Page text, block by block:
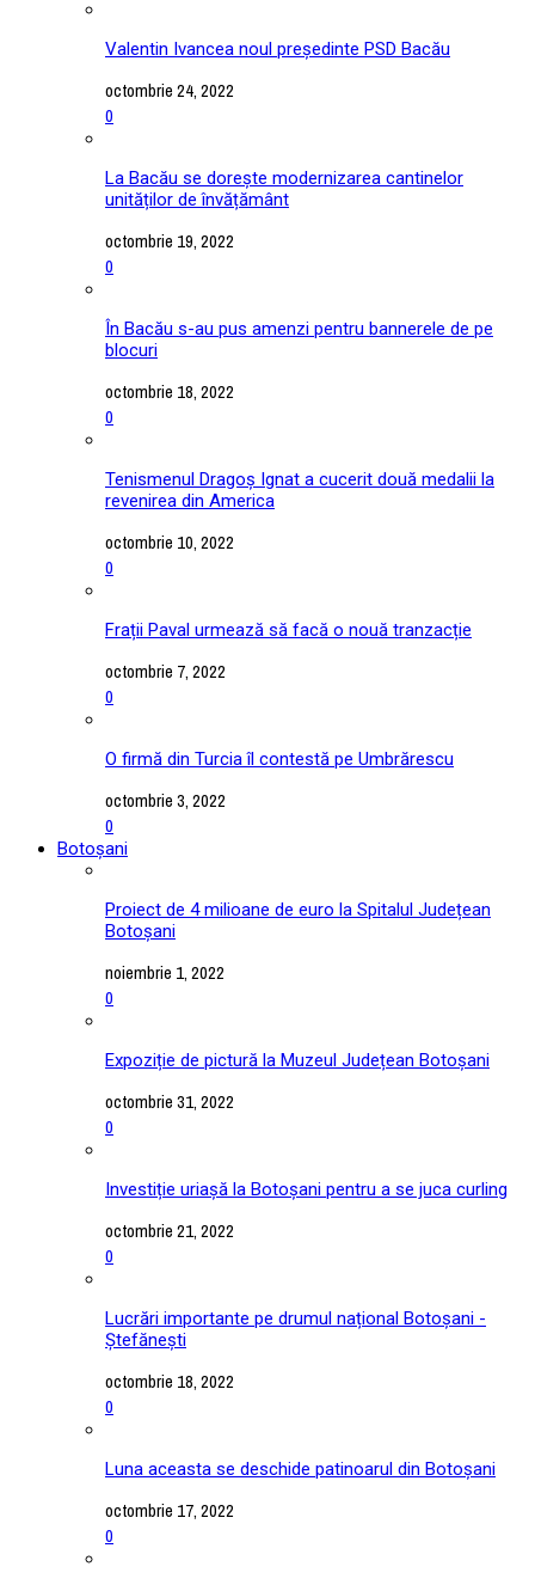
Valentin Ivancea noul președinte PSD Bacău
octombrie 24, 2022
0
La Bacău se dorește modernizarea cantinelor
unităților de învățământ
octombrie 19, 2022
0
În Bacău s-au pus amenzi pentru bannerele de pe
blocuri
octombrie 18, 2022
0
Tenismenul Dragoș Ignat a cucerit două medalii la
revenirea din America
octombrie 10, 2022
0
Frații Paval urmează să facă o nouă tranzacție
octombrie 7, 2022
0
O firmă din Turcia îl contestă pe Umbrărescu
octombrie 3, 2022
0
Botoșani
Proiect de 4 milioane de euro la Spitalul Județean
Botoșani
noiembrie 1, 2022
0
Expoziție de pictură la Muzeul Județean Botoșani
octombrie 31, 2022
0
Investiție uriașă la Botoșani pentru a se juca curling
octombrie 21, 2022
0
Lucrări importante pe drumul național Botoșani -
Ștefănești
octombrie 18, 2022
0
Luna aceasta se deschide patinoarul din Botoșani
octombrie 17, 2022
0